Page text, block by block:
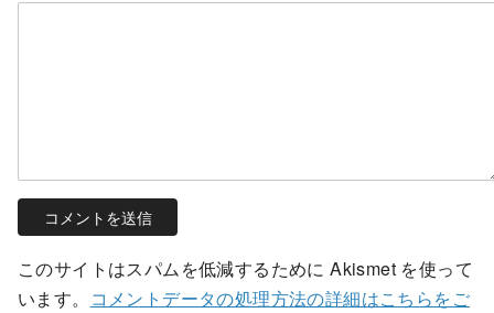
このサイトはスパムを低減するために Akismet を使って
います。
コメントデータの処理方法の詳細はこちらをご